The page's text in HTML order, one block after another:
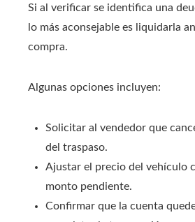
Si al verificar se identifica una
lo más aconsejable es liquidarla
compra.
Algunas opciones incluyen:
Solicitar al vendedor que
del traspaso.
Ajustar el precio del vehículo
monto pendiente.
Confirmar que la cuenta